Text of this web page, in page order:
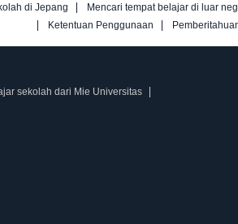
di Jepang Mencari tempat belajar di luar
Ketentuan Penggunaan
sekolah dari Mie Universitas